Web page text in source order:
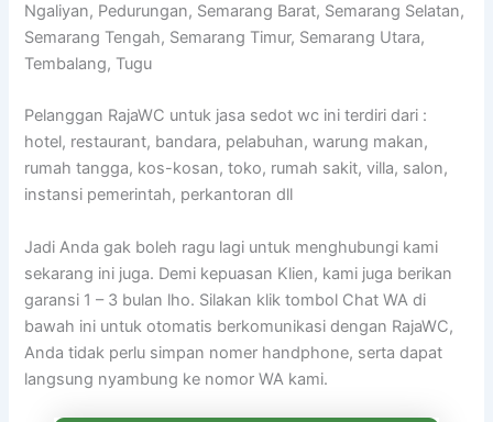
Ngaliyan, Pedurungan, Semarang Barat, Semarang Selatan,
Semarang Tengah, Semarang Timur, Semarang Utara,
Tembalang, Tugu
Pelanggan RajaWC untuk jasa sedot wc ini terdiri dari :
hotel, restaurant, bandara, pelabuhan, warung makan,
rumah tangga, kos-kosan, toko, rumah sakit, villa, salon,
instansi pemerintah, perkantoran dll
Jadi Anda gak boleh ragu lagi untuk menghubungi kami
sekarang ini juga. Demi kepuasan Klien, kami juga berikan
garansi 1 – 3 bulan lho. Silakan klik tombol Chat WA di
bawah ini untuk otomatis berkomunikasi dengan RajaWC,
Anda tidak perlu simpan nomer handphone, serta dapat
langsung nyambung ke nomor WA kami.